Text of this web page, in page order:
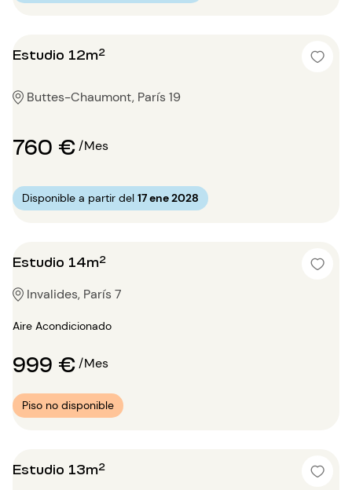
Estudio 12m²
Buttes-Chaumont, París 19
760 €/Mes
Disponible a partir del 17 ene 2028
Estudio 14m²
Invalides, París 7
Aire Acondicionado
999 €/Mes
Piso no disponible
Estudio 13m²